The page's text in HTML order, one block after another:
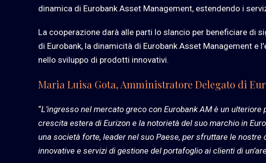
dinamica di Eurobank Asset Management, estendendo i
La cooperazione darà alle parti lo slancio per beneficiare di
di Eurobank, la dinamicità di Eurobank Asset Management e
nello sviluppo di prodotti innovativi.
Maria Luisa Gota, Amministratore Delegato di
“L’ingresso nel mercato greco con Eurobank AM è un
crescita estera di Eurizon e la notorietà del suo marchio in
una società forte, leader nel suo Paese, per sfruttare le
innovative e servizi di gestione del portafoglio ai clienti di